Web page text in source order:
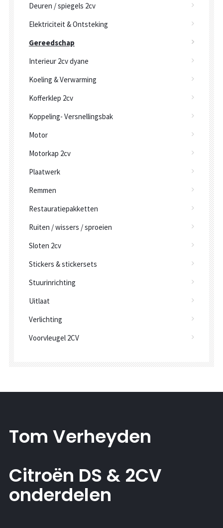
Deuren / spiegels 2cv
Elektriciteit & Ontsteking
Gereedschap
Interieur 2cv dyane
Koeling & Verwarming
Kofferklep 2cv
Koppeling- Versnellingsbak
Motor
Motorkap 2cv
Plaatwerk
Remmen
Restauratiepakketten
Ruiten / wissers / sproeien
Sloten 2cv
Stickers & stickersets
Stuurinrichting
Uitlaat
Verlichting
Voorvleugel 2CV
Tom Verheyden
Citroën DS & 2CV
onderdelen